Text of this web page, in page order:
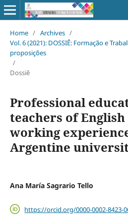
Home / Archives /
Vol. 6 (2021): DOSSIÊ: Formação e
proposições
/
Dossiê
Professional
teachers of
working
Argentine
Ana María Sagrario Tello
https://orcid.org/0000-0002-8423-